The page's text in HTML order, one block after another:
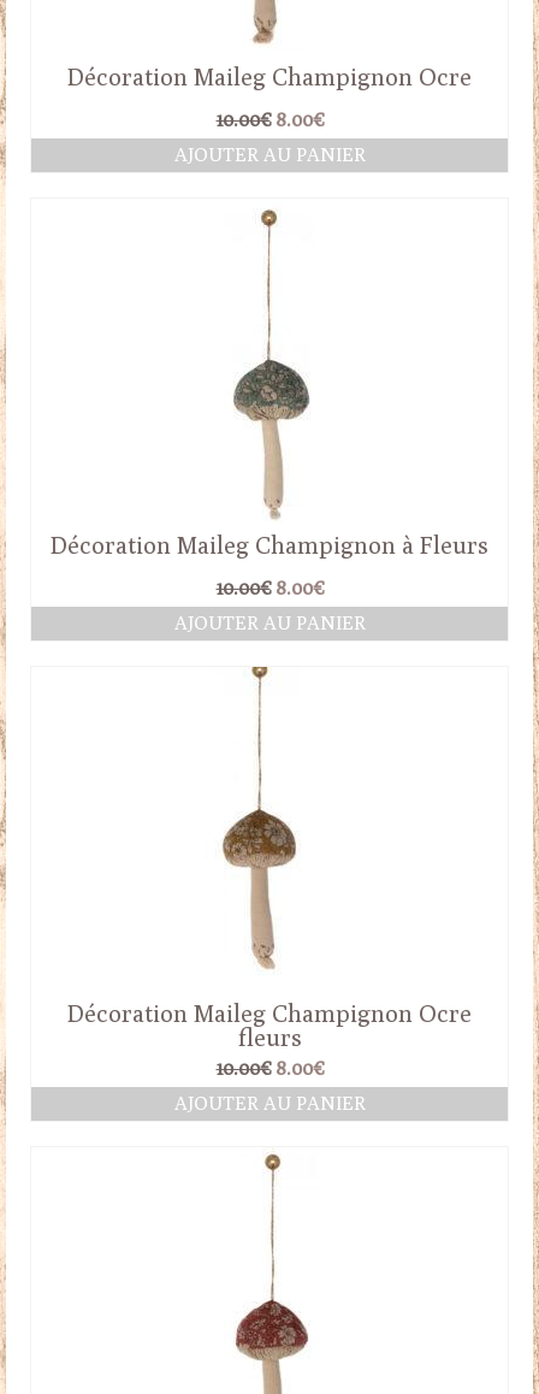
Décoration Maileg Champignon Ocre
10.00€ Le
prix
initial
10.00€.
8.00€Le
prix
actuel
AJOUTER AU PANIER
Décoration Maileg Champignon à Fleurs
10.00€ Le
prix
initial
8.00€Le
prix
actuel
AJOUTER AU PANIER
Décoration Maileg Champignon Ocre
fleurs
10.00€ Le
prix
initial
10.00€.
8.00€Le
prix
actuel
AJOUTER AU PANIER